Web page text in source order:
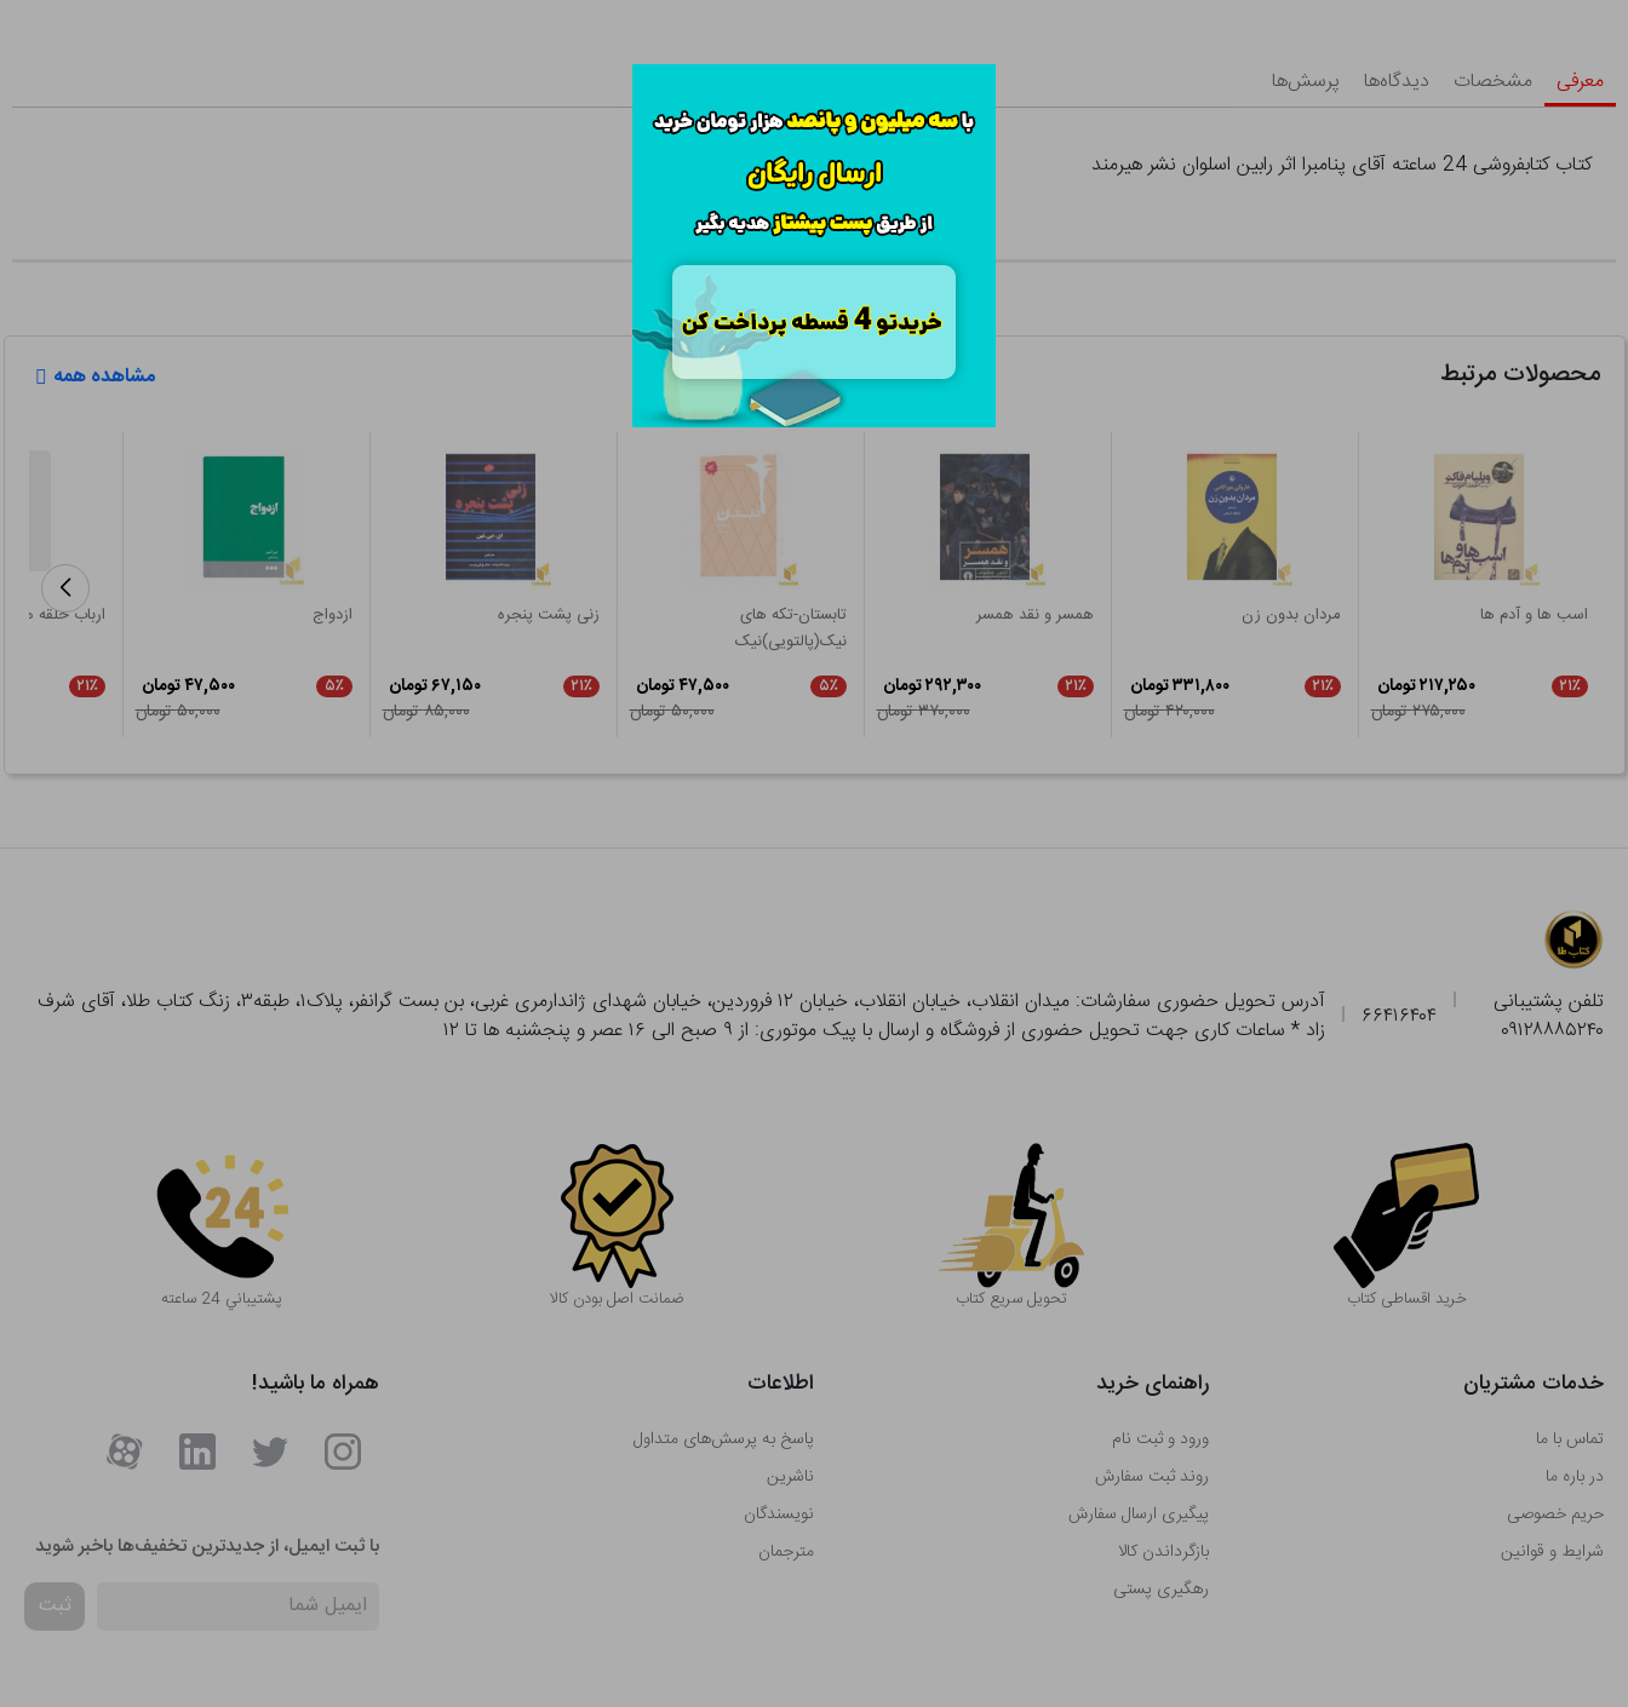
معرفی مشخصات دیدگاه‌ها پرسش‌ها
کتاب کتابفروشی 24 ساعته آقای پنامبرا اثر رابین اسلوان نشر هیرمند
محصولات مرتبط مشاهده همه
اسب ها و آدم ها
۲۱٪
۲۱۷,۲۵۰ تومان
۲۷۵,۰۰۰ تومان
مردان بدون زن
۲۱٪
۳۳۱,۸۰۰ تومان
۴۲۰,۰۰۰ تومان
همسر و نقد همسر
۲۱٪
۲۹۲,۳۰۰ تومان
۳۷۰,۰۰۰ تومان
تابستان-تکه های
نیک(پالتویی)نیک
۵٪
۴۷,۵۰۰ تومان
۵۰,۰۰۰ تومان
زنی پشت پنجره
۲۱٪
۶۷,۱۵۰ تومان
۸۵,۰۰۰ تومان
ازدواج
۵٪
۴۷,۵۰۰ تومان
۵۰,۰۰۰ تومان
ارباب حلقه ها(3)بازگشت شاه
۲۱٪
تلفن پشتیبانی
۰۹۱۲۸۸۸۵۲۴۰
۶۶۴۱۶۴۰۴
آدرس تحویل حضوری سفارشات: میدان انقلاب، خیابان انقلاب، خیابان ۱۲ فروردین، خیابان شهدای ژاندارمری غربی، بن بست گرانفر، پلاک۱، طبقه۳، زنگ کتاب طلا، آقای شرف
زاد * ساعات کاری جهت تحویل حضوری از فروشگاه و ارسال با پیک موتوری: از ۹ صبح الی ۱۶ عصر و پنجشنبه ها تا ۱۲
خرید اقساطی کتاب تحویل سریع کتاب
بصورت حضوری از آدرس تحویل حضوری سفارش خود را بدون هیچ هزینه ای تحویل بگیرید.
ضمانت اصل بودن کالا پشتيباني 24 ساعته
خدمات مشتریان
تماس با ما
در باره ما
حریم خصوصی
شرایط و قوانین
راهنمای خرید
ورود و ثبت نام
روند ثبت سفارش
پیگیری ارسال سفارش
بازگرداندن کالا
رهگیری پستی
اطلاعات
پاسخ به پرسش‌های متداول
ناشرین
نویسندگان
مترجمان
همراه ما باشید!
با ثبت ایمیل، از جدید‌ترین تخفیف‌ها با‌خبر شوید
ثبت